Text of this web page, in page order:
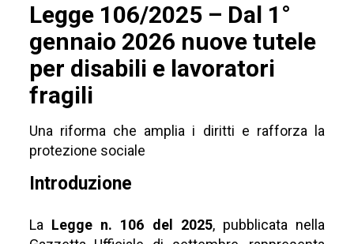
Legge 106/2025 – Dal 1°
gennaio 2026 nuove tutele
per disabili e lavoratori
fragili
Una riforma che amplia i diritti e rafforza la
protezione sociale
Introduzione
La Legge n. 106 del 2025, pubblicata nella